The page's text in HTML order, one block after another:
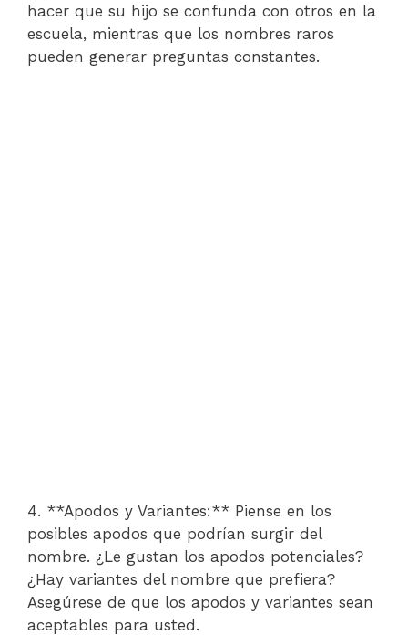
hacer que su hijo se confunda con otros en la
escuela, mientras que los nombres raros
pueden generar preguntas constantes.
4. **Apodos y Variantes:** Piense en los
posibles apodos que podrían surgir del
nombre. ¿Le gustan los apodos potenciales?
¿Hay variantes del nombre que prefiera?
Asegúrese de que los apodos y variantes sean
aceptables para usted.